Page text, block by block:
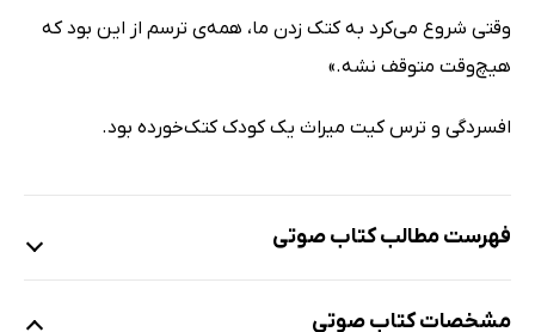
وقتی شروع می‌کرد به کتک زدن ما، همه‌ی ترسم از این بود که
هیچ‌وقت متوقف نشه.»
افسردگی و ترس کیت میراث یک کودک کتک‌خورده بود.
فهرست مطالب کتاب صوتی
نمونه
مشخصات کتاب صوتی